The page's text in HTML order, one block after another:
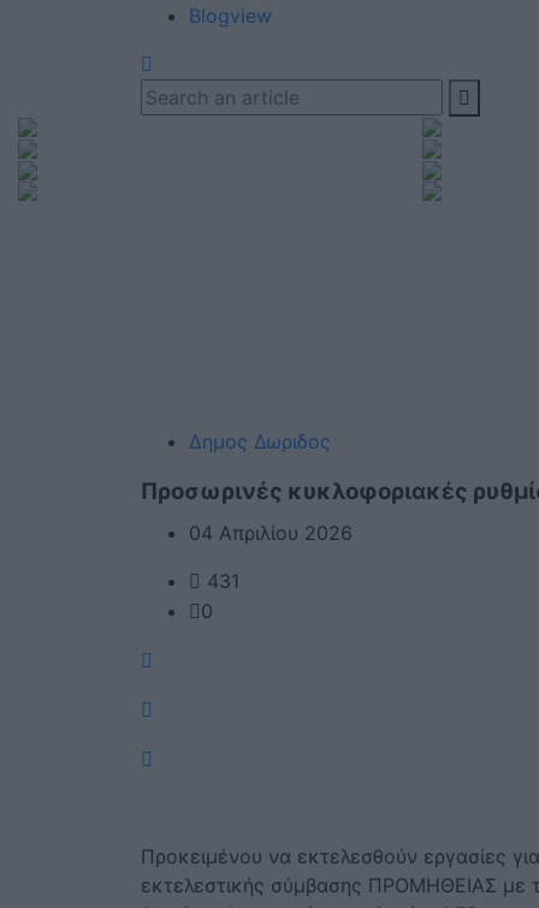
Blogview
Δημος Δωριδος
Προσωρινές κυκλοφοριακές
04 Απριλίου 2026
431
0
Προκειμένου να εκτελεσθούν εργασίες
εκτελεστικής σύμβασης ΠΡΟΜΗΘΕΙΑΣ με